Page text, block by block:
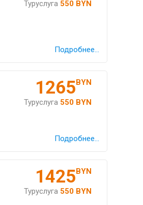
Туруслуга 550 BYN
Подробнее...
1265BYN
Туруслуга 550 BYN
Подробнее...
1425BYN
Туруслуга 550 BYN